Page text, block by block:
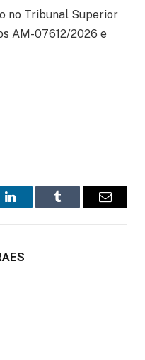
no Tribunal Superior
AM-07612/2026 e
LinkedInTumblr Email